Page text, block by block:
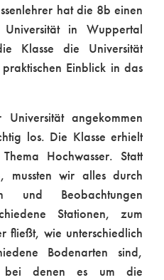
hat die 8b einen
in Wuppertal
Klasse die Universität
Einblick in das
angekommen
los. Die Klasse erhielt
Hochwasser. Statt
mussten wir alles durch
und Beobachtungen
Stationen, zum
fließt, wie unterschiedlich
Bodenarten sind,
bei denen es um die